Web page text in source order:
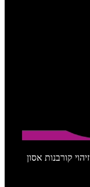
קורבנות אסון